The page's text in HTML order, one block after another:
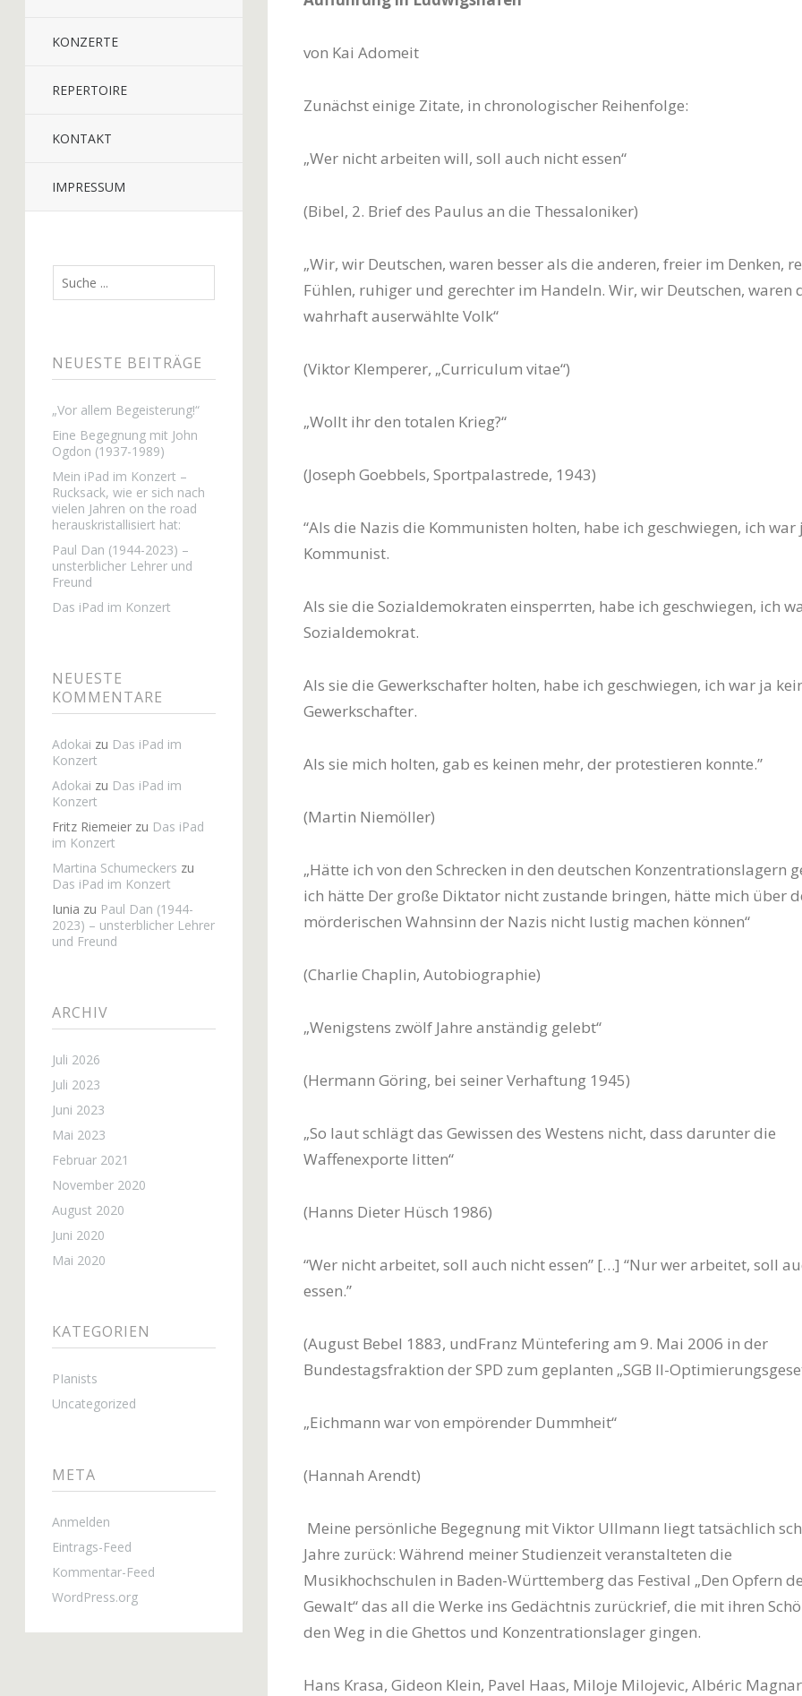
KONZERTE
REPERTOIRE
KONTAKT
IMPRESSUM
NEUESTE BEITRÄGE
„Vor allem Begeisterung!“
Eine Begegnung mit John
Ogdon (1937-1989)
Mein iPad im Konzert –
Rucksack, wie er sich nach
vielen Jahren on the road
herauskristallisiert hat:
Paul Dan (1944-2023) –
unsterblicher Lehrer und
Freund
Das iPad im Konzert
NEUESTE
KOMMENTARE
Adokai zu Das iPad im
Konzert
Adokai zu Das iPad im
Konzert
Fritz Riemeier zu Das iPad
im Konzert
Martina Schumeckers zu
Das iPad im Konzert
Iunia zu Paul Dan (1944-
2023) – unsterblicher Lehrer
und Freund
ARCHIV
Juli 2026
Juli 2023
Juni 2023
Mai 2023
Februar 2021
November 2020
August 2020
Juni 2020
Mai 2020
KATEGORIEN
PIanists
Uncategorized
META
Anmelden
Eintrags-Feed
Kommentar-Feed
WordPress.org
von Kai Adomeit
Zunächst einige Zitate, in chronologischer Reihenfolge:
„Wer nicht arbeiten will, soll auch nicht essen“
(Bibel, 2. Brief des Paulus an die Thessaloniker)
„Wir, wir Deutschen, waren besser als die anderen, freier im Denken,
Fühlen, ruhiger und gerechter im Handeln. Wir, wir Deutschen, waren
wahrhaft auserwählte Volk“
(Viktor Klemperer, „Curriculum vitae“)
„Wollt ihr den totalen Krieg?“
(Joseph Goebbels, Sportpalastrede, 1943)
“Als die Nazis die Kommunisten holten, habe ich geschwiegen, ich war
Kommunist.
Als sie die Sozialdemokraten einsperrten, habe ich geschwiegen, ich
Sozialdemokrat.
Als sie die Gewerkschafter holten, habe ich geschwiegen, ich war ja
Gewerkschafter.
Als sie mich holten, gab es keinen mehr, der protestieren konnte.”
(Martin Niemöller)
„Hätte ich von den Schrecken in den deutschen Konzentrationslagern
ich hätte Der große Diktator nicht zustande bringen, hätte mich über
mörderischen Wahnsinn der Nazis nicht lustig machen können“
(Charlie Chaplin, Autobiographie)
„Wenigstens zwölf Jahre anständig gelebt“
(Hermann Göring, bei seiner Verhaftung 1945)
„So laut schlägt das Gewissen des Westens nicht, dass darunter die
Waffenexporte litten“
(Hanns Dieter Hüsch 1986)
“Wer nicht arbeitet, soll auch nicht essen” […] “Nur wer arbeitet, soll
essen.”
(August Bebel 1883, undFranz Müntefering am 9. Mai 2006 in der
Bundestagsfraktion der SPD zum geplanten „SGB II-
„Eichmann war von empörender Dummheit“
(Hannah Arendt)
Meine persönliche Begegnung mit Viktor Ullmann liegt tatsächlich
Jahre zurück: Während meiner Studienzeit veranstalteten die
Musikhochschulen in Baden-Württemberg das Festival „Den Opfern
Gewalt“ das all die Werke ins Gedächtnis zurückrief, die mit ihren
den Weg in die Ghettos und Konzentrationslager gingen.
Hans Krasa, Gideon Klein, Pavel Haas, Miloje Milojevic, Albéric